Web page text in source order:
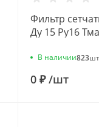
Фильтр
Ду 15 Ру16
VF.192.L00.012
В наличии823шт
0 ₽/шт